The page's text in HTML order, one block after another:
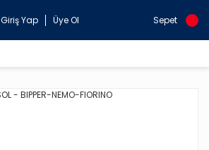
Giriş Yap Üye Ol Sepet